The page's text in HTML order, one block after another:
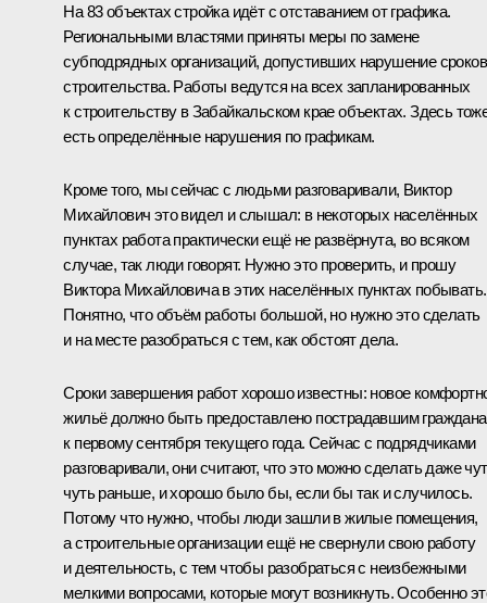
На 83 объектах стройка идёт с отставанием от графика.
Региональными властями приняты меры по замене
субподрядных организаций, допустивших нарушение сроков
строительства. Работы ведутся на всех запланированных
к строительству в Забайкальском крае объектах. Здесь
есть определённые нарушения по графикам.
Кроме того, мы сейчас с людьми разговаривали, Виктор
Михайлович это видел и слышал: в некоторых населённых
пунктах работа практически ещё не развёрнута, во всяком
случае, так люди говорят. Нужно это проверить, и прошу
Виктора Михайловича в этих населённых пунктах побывать.
Понятно, что объём работы большой, но нужно это сделать
и на месте разобраться с тем, как обстоят дела.
Сроки завершения работ хорошо известны: новое
жильё должно быть предоставлено пострадавшим
к первому сентября текущего года. Сейчас с подрядчиками
разговаривали, они считают, что это можно сделать даже
чуть раньше, и хорошо было бы, если бы так и случилось.
Потому что нужно, чтобы люди зашли в жилые помещения,
а строительные организации ещё не свернули свою работу
и деятельность, с тем чтобы разобраться с неизбежными
мелкими вопросами, которые могут возникнуть. Особенно